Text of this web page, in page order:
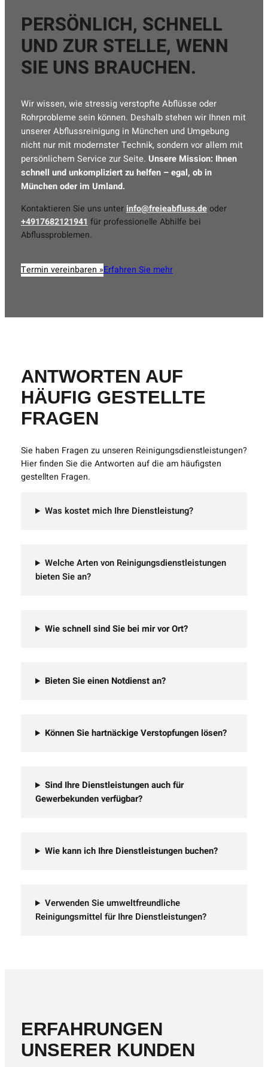
PERSÖNLICH, SCHNELL
UND ZUR STELLE, WENN
SIE UNS BRAUCHEN.
Wir wissen, wie stressig verstopfte Abflüsse oder
Rohrprobleme sein können. Deshalb stehen wir Ihnen mit
unserer Abflussreinigung in München und Umgebung
nicht nur mit modernster Technik, sondern vor allem mit
persönlichem Service zur Seite. Unsere Mission: Ihnen
schnell und unkompliziert zu helfen – egal, ob in
München oder im Umland.
Kontaktieren Sie uns unterinfo@freieabfluss.deoder
+4917682121941 für professionelle Abhilfe bei
Abflussproblemen.
Termin vereinbaren »Erfahren Sie mehr
ANTWORTEN AUF
HÄUFIG GESTELLTE
FRAGEN
Sie haben Fragen zu unseren Reinigungsdienstleistungen?
Hier finden Sie die Antworten auf die am häufigsten
gestellten Fragen.
Was kostet mich Ihre Dienstleistung?
Welche Arten von Reinigungsdienstleistungen
bieten Sie an?
Wie schnell sind Sie bei mir vor Ort?
Bieten Sie einen Notdienst an?
Können Sie hartnäckige Verstopfungen lösen?
Sind Ihre Dienstleistungen auch für
Gewerbekunden verfügbar?
Wie kann ich Ihre Dienstleistungen buchen?
Verwenden Sie umweltfreundliche
Reinigungsmittel für Ihre Dienstleistungen?
ERFAHRUNGEN
UNSERER KUNDEN